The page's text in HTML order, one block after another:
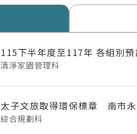
115下半年度至117年 各組別
清淨家園管理科
太子文旅取得環保標章 南市
綜合規劃科